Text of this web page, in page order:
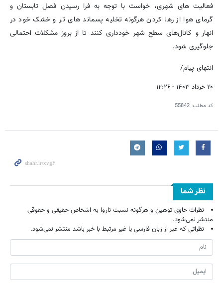
فعالیت های شهری، خواستبا توجه به فرا رسیدن فصل تابستان و
گرمای هوا از رها کردن هرگونه تخلیه پسماند های تر و خشک خود در
انهار و کانال‌های سطح شهر خودداری کنند تا از بروز مشکلات احتمالی
جلوگیری شود.
انتهای پیام/
۲۰ خرداد ۱۴۰۳ - ۱۲:۲۶
کد مطلب: 55842
نظر شما
نظرات حاوی توهین و هرگونه نسبت ناروا به اشخاص حقیقی و حقوقی
منتشر نمی‌شود.
نظراتی که غیر از زبان فارسی یا غیر مرتبط با خبر باشد منتشر نمی‌شود.